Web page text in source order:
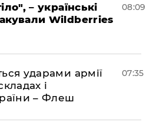
– українські
Wildberries
08:09
ударами армії
і
– Флеш
07:35